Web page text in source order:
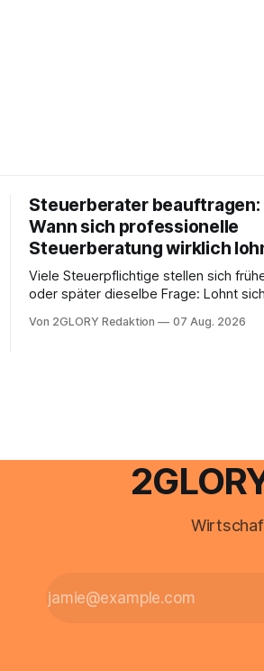
Steuerberater beauftragen:
Wann sich professionelle
Steuerberatung wirklich
Viele Steuerpflichtige stellen sich
oder später dieselbe Frage: Lohnt sich
sich die Steuererklärung auch in
zahlt sich professionelle
Von 2GLORY Redaktion 07 Aug. 2026